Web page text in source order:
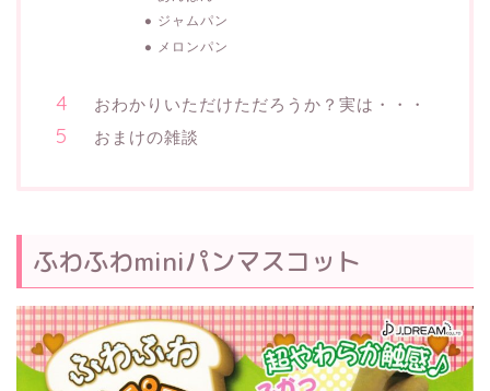
ジャムパン
メロンパン
おわかりいただけただろうか？実は・・・
おまけの雑談
ふわふわminiパンマスコット